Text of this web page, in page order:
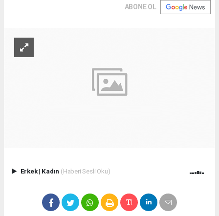
ABONE OL
Erkek| Kadın (Haberi Sesli Oku)